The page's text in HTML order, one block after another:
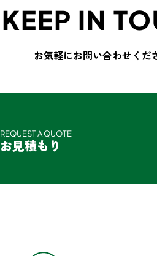
KEEP IN
お気軽にお問い合わせくだ
REQUEST A QUOTE
お見積もり